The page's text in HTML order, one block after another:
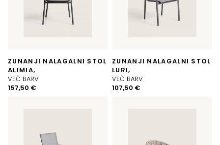
ZUNANJI NALAGALNI STOL
ALIMIA,
VEČ BARV
157,50 €
ZUNANJI NALAGALNI STOL
LURI,
VEČ BARV
107,50 €